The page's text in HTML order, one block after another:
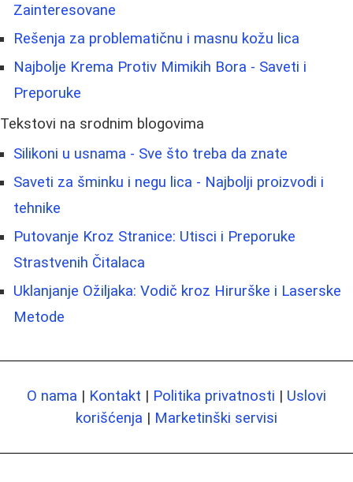
Zainteresovane
Rešenja za problematičnu i masnu kožu lica
Najbolje Krema Protiv Mimikih Bora - Saveti i
Preporuke
Tekstovi na srodnim blogovima
Silikoni u usnama - Sve što treba da znate
Saveti za šminku i negu lica - Najbolji proizvodi i
tehnike
Putovanje Kroz Stranice: Utisci i Preporuke
Strastvenih Čitalaca
Uklanjanje Ožiljaka: Vodič kroz Hirurške i Laserske
Metode
O nama | Kontakt | Politika privatnosti | Uslovi
korišćenja | Marketinški servisi